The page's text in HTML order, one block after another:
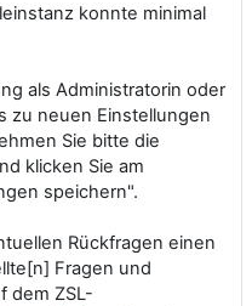
konnte minimal
als Administratorin oder
zu neuen Einstellungen
Sie bitte die
klicken Sie am
speichern".
Rückfragen einen
Fragen und
dem ZSL-